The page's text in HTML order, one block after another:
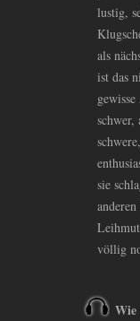
lustig,
als
ist das
sie
völlig
Wie